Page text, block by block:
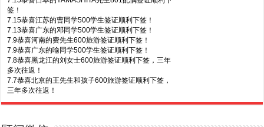
签！
7.15恭喜江苏的曹同学500学生签证顺利下签！
7.13恭喜广东的邓同学500学生签证顺利下签！
7.9恭喜河南的费先生600旅游签证顺利下签！
7.9恭喜广东的喻同学500学生签证顺利下签！
7.8恭喜黑龙江的刘女士600旅游签证顺利下签，三年
多次往返！
7.7恭喜北京的王先生和孩子600旅游签证顺利下签，
三年多次往返！
of Science offer!